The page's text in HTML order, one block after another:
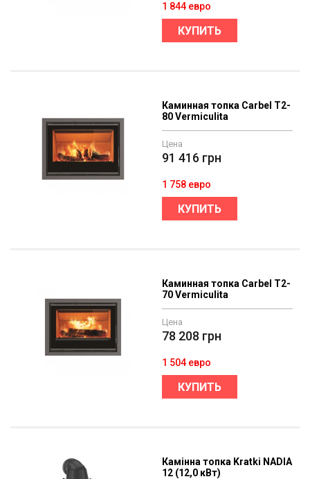
1 844 евро
КУПИТЬ
Каминная топка Carbel T2-
80 Vermiculita
Цена
91 416 грн
1 758 евро
КУПИТЬ
Каминная топка Carbel T2-
70 Vermiculita
Цена
78 208 грн
1 504 евро
КУПИТЬ
Камінна топка Kratki NADIA
12 (12,0 кВт)